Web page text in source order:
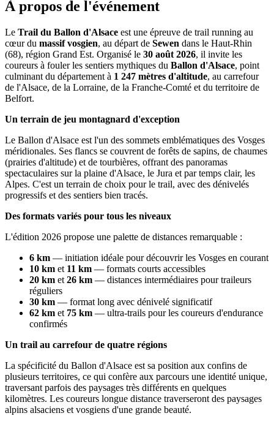
À propos de l'événement
Le Trail du Ballon d'Alsace est une épreuve de trail running au
cœur du massif vosgien, au départ de Sewen dans le Haut-Rhin
(68), région Grand Est. Organisé le 30 août 2026, il invite les
coureurs à fouler les sentiers mythiques du Ballon d'Alsace, point
culminant du département à 1 247 mètres d'altitude, au carrefour
de l'Alsace, de la Lorraine, de la Franche-Comté et du territoire de
Belfort.
Un terrain de jeu montagnard d'exception
Le Ballon d'Alsace est l'un des sommets emblématiques des Vosges
méridionales. Ses flancs se couvrent de forêts de sapins, de chaumes
(prairies d'altitude) et de tourbières, offrant des panoramas
spectaculaires sur la plaine d'Alsace, le Jura et par temps clair, les
Alpes. C'est un terrain de choix pour le trail, avec des dénivelés
progressifs et des sentiers bien tracés.
Des formats variés pour tous les niveaux
L'édition 2026 propose une palette de distances remarquable :
6 km — initiation idéale pour découvrir les Vosges en courant
10 km et 11 km — formats courts accessibles
20 km et 26 km — distances intermédiaires pour traileurs
réguliers
30 km — format long avec dénivelé significatif
62 km et 75 km — ultra-trails pour les coureurs d'endurance
confirmés
Un trail au carrefour de quatre régions
La spécificité du Ballon d'Alsace est sa position aux confins de
plusieurs territoires, ce qui confère aux parcours une identité unique,
traversant parfois des paysages très différents en quelques
kilomètres. Les coureurs longue distance traverseront des paysages
alpins alsaciens et vosgiens d'une grande beauté.